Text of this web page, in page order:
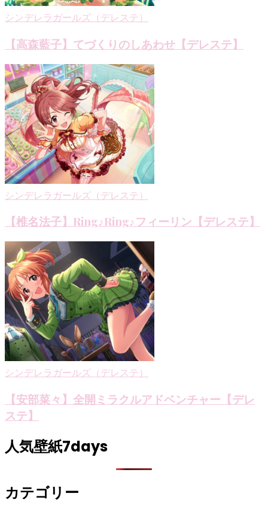
シンデレラガールズ（デレステ）
【高森藍子】てづくりのしあわせ【デレステ】
シンデレラガールズ（デレステ）
【椎名法子】Ring♪Ring♪フィーリン【デレステ】
シンデレラガールズ（デレステ）
【安部菜々】全開ミラクルアドベンチャー【デレ
ステ】
人気壁紙7days
カテゴリー